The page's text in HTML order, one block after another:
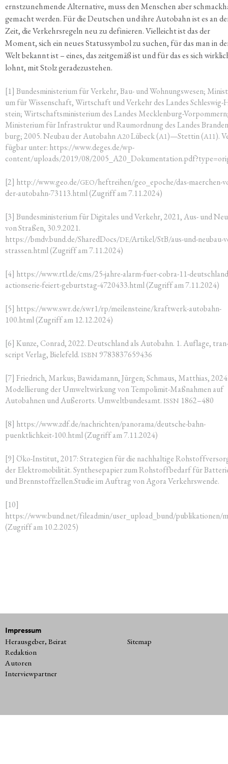
ernst­zu­neh­men­de Alter­na­ti­ve, muss den Men­schen aber
gemacht wer­den. Für die Deut­schen und ihre Auto­bahn ist es an
Zeit, die Ver­kehrs­re­geln neu zu defi­nie­ren. Viel­leicht ist das der
Moment, sich ein neu­es Sta­tus­sym­bol zu suchen, für das man in
Welt bekannt ist – eines, das zeit­ge­mäß ist und für das es sich
lohnt, mit Stolz geradezustehen.
[1] Bun­des­mi­nis­te­ri­um für Ver­kehr, Bau- und Woh­nungs­we­sen;
um für Wis­sen­schaft, Wirt­schaft und Ver­kehr des Lan­des
stein; Wirt­schafts­mi­nis­te­ri­um des Lan­des Meck­len­burg-
Minis­te­ri­um für Infra­struk­tur und Raum­ord­nung des Lan­des
burg; 2005. Neu­bau der Auto­bahnA20Lübeck (A1)—Stettin (A11).
füg­bar unter: https://www.deges.de/wp-
content/uploads/2019/08/
[2] http://www.geo.de/GEO/heftreihen/geo_epoche/das-maerchen-
der-autobahn-73113.html (Zugriff am 7.11.2024)
[3] Bun­des­mi­nis­te­ri­um für Digi­ta­les und Ver­kehr, 2021, Aus- und
von Stra­ßen, 30.9.2021.
https://bmdv.bund.de/SharedDocs/DE/Artikel/StB/aus-und-neubau-
strassen.html (Zugriff am 7.11.2024)
[4] https://www.rtl.de/cms/25-jahre-alarm-fuer-cobra-11-
actionserie-feiert-geburtstag-4720433.html (Zugriff am 7.11.2024)
[5] https://www.swr.de/swr1/rp/meilensteine/kraftwerk-autobahn-
100.html (Zugriff am 12.12.2024)
[6] Kun­ze, Con­rad, 2022. Deutsch­land als Auto­bahn. 1. Auf­la­ge, tran­
script Ver­lag, Bie­le­feld. ISBN 9783837659436
[7] Fried­rich, Mar­kus; Bawi­da­mann, Jür­gen; Schmaus, Mat­thi­as,
Model­lie­rung der Umwelt­wir­kung von Tem­po­li­mit-Maß­nah­men auf
Auto­bah­nen und Außer­orts. Umwelt­bun­des­amt. ISSN 1862–480
[8] https://www.zdf.de/nachrichten/panorama/deutsche-bahn-
puenktlichkeit-100.html (Zugriff am 7.11.2024)
[9] Öko-Insti­tut, 2017: Stra­te­gien für die nach­hal­ti­ge
der Elek­tro­mo­bi­li­tät. Syn­the­se­pa­pier zum Roh­stoff­be­darf für
und Brennstoffzellen.Studie im Auf­trag von Ago­ra Verkehrswende.
[10]
https://www.bund.net/fileadmin/user_upload_bund/publikationen/
(Zugriff am 10.2.2025)
Impressum
Herausgeber, Beirat
Redaktion
Autoren
Interviewpartner
Sitemap